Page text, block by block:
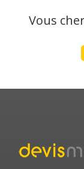
Vous